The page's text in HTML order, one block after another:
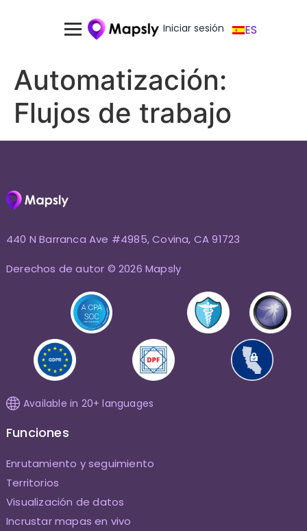
Iniciar sesión ES
Automatización:
Flujos de trabajo
440 N Barranca Ave #4985, Covina, CA 91723
Derechos de autor © 2026 Mapsly
Available in 20+ languages
Funciones
Enrutamiento y seguimiento
Territorios
Visualización de datos
Incrustar mapas en vivo